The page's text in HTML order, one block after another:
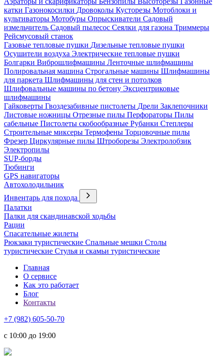
катки Газонокосилки Дровоколы Кусторезы Мотоблоки и
культиваторы Мотобуры Опрыскиватели Садовый
измельчитель Садовый пылесос Сеялки для газона Триммеры
Рейсмусовый станок
Газовые тепловые пушки Дизельные тепловые пушки
Осушители воздуха Электрические тепловые пушки
Болгарки Виброшлифмашины Ленточные шлифмашины
Полировальная машина Строгальные машины Шлифмашины
для паркета Шлифмашины для стен и потолков
Шлифовальные машины по бетону Эксцентриковые
шлифмашины
Гайковерты Гвоздезабивные пистолеты Дрели Заклепочники
Листовые ножницы Отрезные пилы Перфораторы Пилы
сабельные Пистолеты скобообразные Рубанки Степлеры
Строительные миксеры Термофены Торцовочные пилы
Фрезер Циркулярные пилы Штроборезы Электролобзик
Электропилы
SUP-борды
Тюбинги
GPS навигаторы
Автохолодильник
Инвентарь для похода
Палатки
Палки для скандинавской ходьбы
Рации
Спасательные жилеты
Рюкзаки туристические Спальные мешки Столы
туристические Стулья и скамьи туристические
Главная
О сервисе
Как это работает
Блог
Контакты
+7 (982) 605-50-70
c 10:00 до 19:00